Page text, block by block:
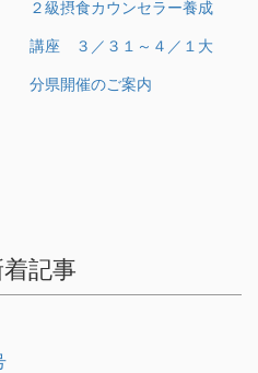
２級摂食カウンセラー養成
講座 ３／３１～４／１大
分県開催のご案内
記事